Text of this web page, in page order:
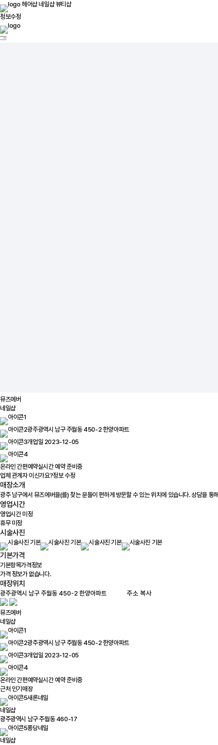
헤어샵 네일샵뷰티샵
정보수정
뮤즈에버
네일샵
광주광역시 남구 주월동 450-2 한양아파트
개업일 2023-12-05
온라인 간편예약실시간 예약 준비중
업체 관계자 이신가요?정보 수정
매장소개
광주 남구에서 뮤즈에버을(를) 찾는 분들이 편하게 방문할 수 있는 위치에 있습니다. 상담을
영업시간
영업시간 미정
휴무 미정
시술사진
기본가격
기본항목가격정보
가격 정보가 없습니다.
매장위치
주소 복사
뮤즈에버
네일샵
광주광역시 남구 주월동 450-2 한양아파트
개업일 2023-12-05
온라인 간편예약실시간 예약 준비중
근처 인기매장
새론네일
네일샵
광주광역시 남구 주월동 460-17
퐁당네일
네일샵